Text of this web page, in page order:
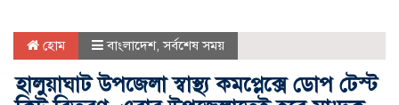
হোম বাংলাদেশ,সর্বশেষ সময়
হালুয়াঘাট উপজেলা স্বাস্থ্য কমপ্লেক্সে ডোপ টেস্ট